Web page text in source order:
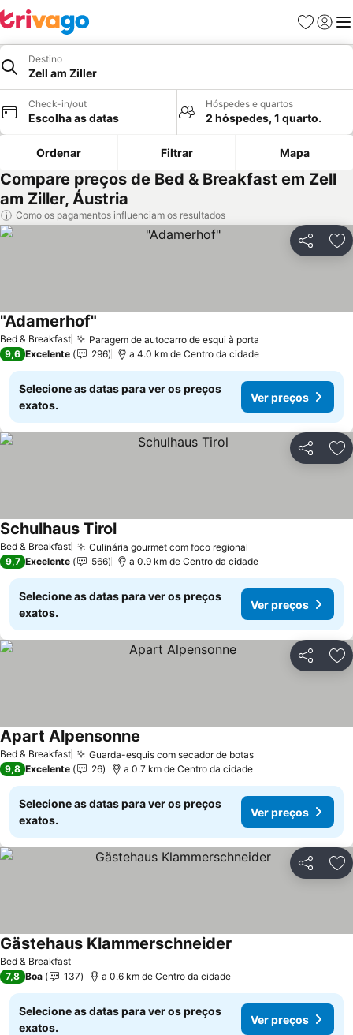
Favoritos
Iniciar
Destino
Zell am Ziller
Check-in/out
Escolha as datas
Hóspedes e quartos
2 hóspedes, 1 quarto.
Ordenar Filtrar Mapa
Compare preços de Bed & Breakfast em Zell
am Ziller, Áustria
Como os pagamentos influenciam os resultados
Partilhar
Bed & Breakfast Paragem de autocarro de esqui à porta
"Adamerhof"
9,6 Excelente 296 a 4.0 km de Centro da cidade
Selecione as datas para ver os preços
exatos.
Ver preços
Partilhar
Bed & Breakfast Culinária gourmet com foco regional
Schulhaus Tirol
9,7 Excelente 566 a 0.9 km de Centro da cidade
Selecione as datas para ver os preços
exatos.
Ver preços
Partilhar
Bed & Breakfast Guarda-esquis com secador de botas
Apart Alpensonne
9,8 Excelente 26 a 0.7 km de Centro da cidade
Selecione as datas para ver os preços
exatos.
Ver preços
Partilhar
Bed & Breakfast
Gästehaus Klammerschneider
7,8 Boa 137 a 0.6 km de Centro da cidade
Selecione as datas para ver os preços
exatos.
Ver preços